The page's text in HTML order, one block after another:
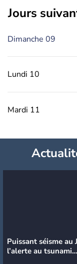
jours
Dimanche 09
Lundi 10
Mardi 11
Puissant séisme au
l’alerte au tsunami